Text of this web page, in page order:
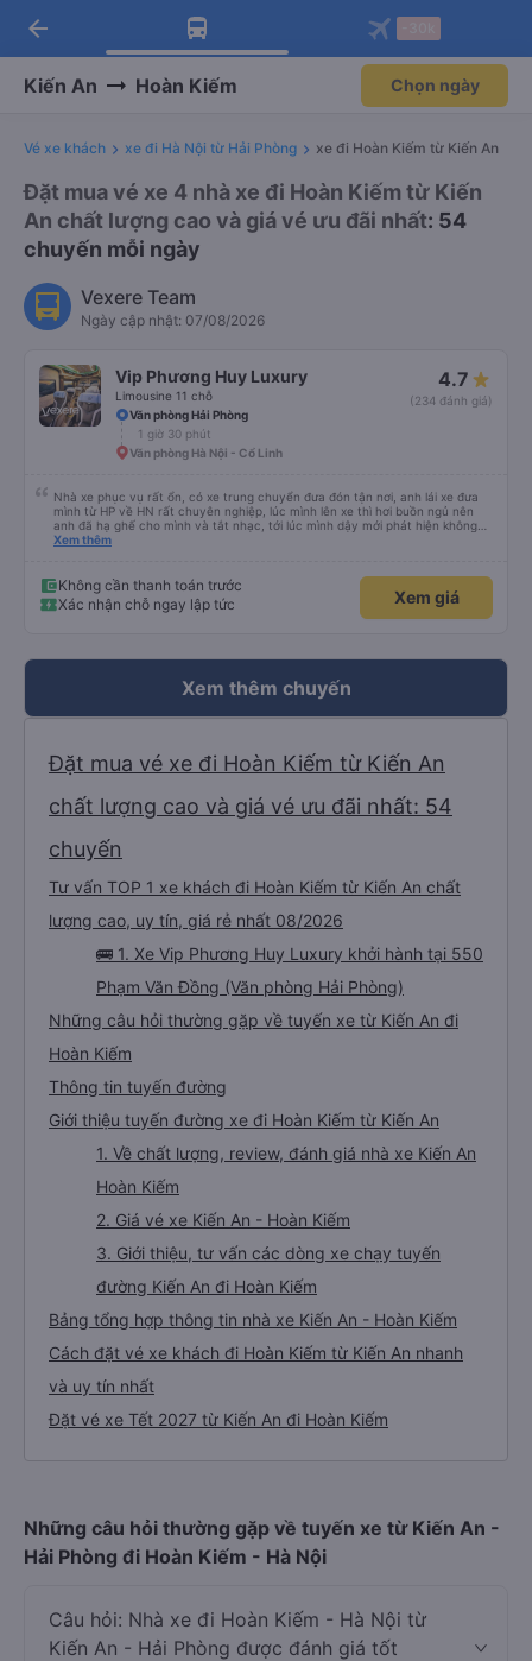
Tải app Vexere ngay!
Nhận ưu đãi thành viên độc
Mở app
Tải app Vexere
-30k/ghế khi đặt vé máy bay qua
Mở app
arrow_back
Kiến An Hoàn Kiếm Chọn ngày
Vé xe khách xe đi Hà Nội từ Hải Phòng xe đi Hoàn Kiếm từ Kiến An
Đặt mua vé xe 4 nhà xe đi Hoàn Kiếm từ Kiến
An chất lượng cao và giá vé ưu đãi nhất: 54
chuyến mỗi ngày
Vexere Team
Ngày cập nhật: 07/08/2026
Vip Phương Huy Luxury
Limousine 11 chỗ
4.7
(234 đánh giá)
Văn phòng Hải Phòng
1 giờ 30 phút
Văn phòng Hà Nội - Cổ Linh
Nhà xe phục vụ rất ổn, có xe trung chuyển đưa đón tận nơi, anh lái xe đưa
mình từ HP về HN rất chuyên nghiệp, lúc mình lên xe thì hơi buồn ngủ nên
anh đã hạ ghế cho mình và tắt nhạc, tới lúc mình dậy mới phát hiện không
thấy điện thoại thì anh đã ngay lập tức gọi xe trung chuyển để tìm điện thoại
Xem thêm
Không cần thanh toán trước
Xác nhận chỗ ngay lập tức
Xem giá
Xem thêm chuyến
Đặt mua vé xe đi Hoàn Kiếm từ Kiến An
chất lượng cao và giá vé ưu đãi nhất: 54
chuyến
Tư vấn TOP 1 xe khách đi Hoàn Kiếm từ Kiến An chất
lượng cao, uy tín, giá rẻ nhất 08/2026
🚌 1. Xe Vip Phương Huy Luxury khởi hành tại 550
Phạm Văn Đồng (Văn phòng Hải Phòng)
Những câu hỏi thường gặp về tuyến xe từ Kiến An đi
Hoàn Kiếm
Thông tin tuyến đường
Giới thiệu tuyến đường xe đi Hoàn Kiếm từ Kiến An
1. Về chất lượng, review, đánh giá nhà xe Kiến An
Hoàn Kiếm
2. Giá vé xe Kiến An - Hoàn Kiếm
3. Giới thiệu, tư vấn các dòng xe chạy tuyến
đường Kiến An đi Hoàn Kiếm
Bảng tổng hợp thông tin nhà xe Kiến An - Hoàn Kiếm
Cách đặt vé xe khách đi Hoàn Kiếm từ Kiến An nhanh
và uy tín nhất
Đặt vé xe Tết 2027 từ Kiến An đi Hoàn Kiếm
Những câu hỏi thường gặp về tuyến xe từ Kiến An -
Hải Phòng đi Hoàn Kiếm - Hà Nội
Câu hỏi: Nhà xe đi Hoàn Kiếm - Hà Nội từ
Kiến An - Hải Phòng được đánh giá tốt